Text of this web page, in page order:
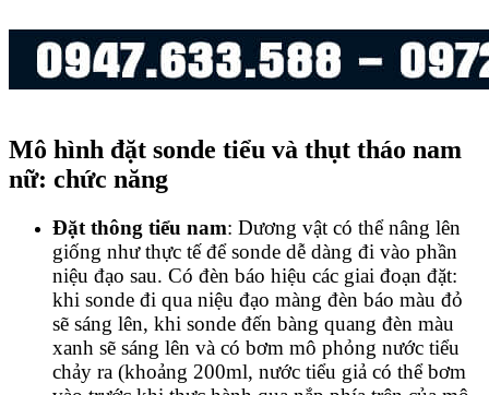
Mô hình đặt sonde tiểu và thụt tháo nam
nữ: chức năng
Đặt thông tiểu nam: Dương vật có thể nâng lên
giống như thực tế để sonde dễ dàng đi vào phần
niệu đạo sau. Có đèn báo hiệu các giai đoạn đặt:
khi sonde đi qua niệu đạo màng đèn báo màu đỏ
sẽ sáng lên, khi sonde đến bàng quang đèn màu
xanh sẽ sáng lên và có bơm mô phỏng nước tiểu
chảy ra (khoảng 200ml, nước tiểu giả có thể bơm